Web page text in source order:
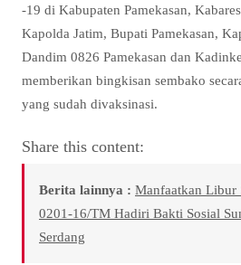
-19 di Kabupaten Pamekasan,
Kapolda Jatim, Bupati Pamekasan,
Dandim 0826 Pamekasan dan
memberikan bingkisan sembako
yang sudah divaksinasi.
Share this content:
Berita lainnya : Manfaatkan Libur
0201-16/TM Hadiri Bakti Sosial
Serdang